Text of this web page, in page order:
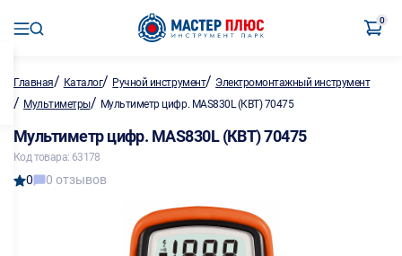
0
Главная/ Каталог/ Ручной инструмент/ Электромонтажный инструмент
/ Мультиметры/ Мультиметр цифр. MAS830L (КВТ) 70475
Мультиметр цифр. MAS830L (КВТ) 70475
Код товара: 63178
0 0 отзывов